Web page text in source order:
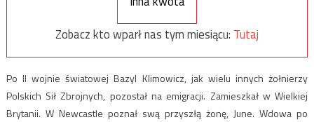
Zobacz kto wparł nas tym miesiącu: Tutaj
Po II wojnie światowej Bazyl Klimowicz, jak wielu innych żołnierzy
Polskich Sił Zbrojnych, pozostał na emigracji. Zamieszkał w Wielkiej
Brytanii. W Newcastle poznał swą przyszłą żonę, June. Wdowa po